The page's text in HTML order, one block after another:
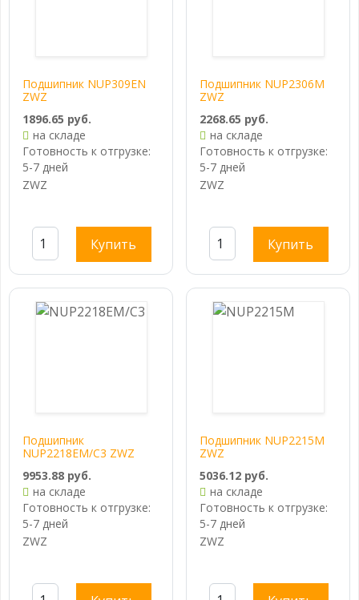
Подшипник NUP309EN
ZWZ
1896.65 руб.
на складе
Готовность к отгрузке:
5-7 дней
ZWZ
Купить
Подшипник NUP2306M
ZWZ
2268.65 руб.
на складе
Готовность к отгрузке:
5-7 дней
ZWZ
Купить
Подшипник
NUP2218EM/C3 ZWZ
9953.88 руб.
на складе
Готовность к отгрузке:
5-7 дней
ZWZ
Подшипник NUP2215M
ZWZ
5036.12 руб.
на складе
Готовность к отгрузке:
5-7 дней
ZWZ